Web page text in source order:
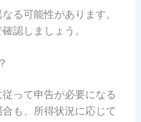
る可能性があります。
認しましょう。
って申告が必要になる
も、所得状況に応じて